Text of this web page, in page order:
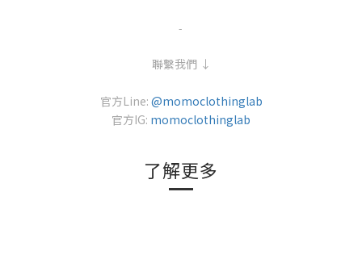
-
聯繫我們 ↓
官方Line: @momoclothinglab
官方IG: momoclothinglab
了解更多